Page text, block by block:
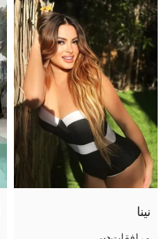
نينا
حجم الصدر
موثقة